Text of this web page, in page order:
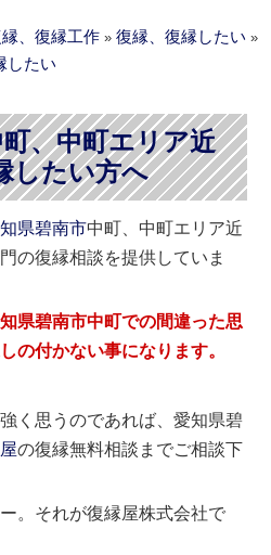
、復縁工作 » 復縁、復縁したい »
したい
、中町エリア近
したい方へ
県碧南市中町、中町エリア近
の復縁相談を提供していま
県碧南市中町での間違った思
の付かない事になります。
強く思うのであれば、愛知県碧
の復縁無料相談までご相談下
。それが復縁屋株式会社で